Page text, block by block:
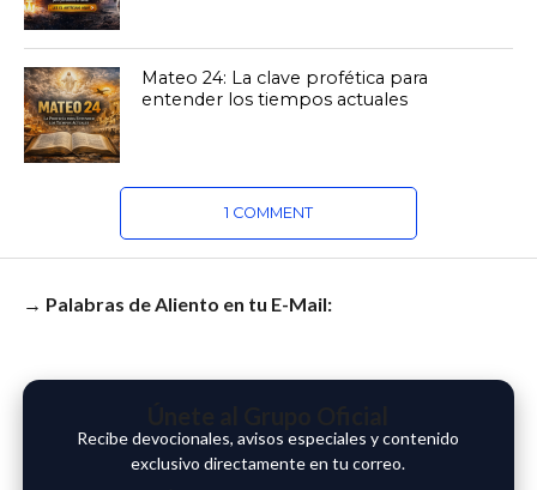
Mateo 24: La clave profética para
entender los tiempos actuales
1 COMMENT
→ Palabras de Aliento en tu E-Mail:
Recibe devocionales, avisos especiales y contenido
exclusivo directamente en tu correo.